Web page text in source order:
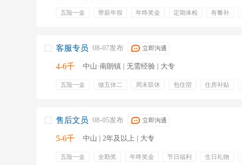
五险一金 带薪年假 年终奖金 定期体检 有餐补
客服专员 08-07发布 立即沟通
4-6千 中山·南朗镇 | 无需经验 | 大专
五险一金 做五休二 周末双休 包住宿 住房补贴
售后文员 08-05发布 立即沟通
5-6千 中山 | 2年及以上 | 大专
五险一金 全勤奖 年终奖金 节日福利 生日礼物